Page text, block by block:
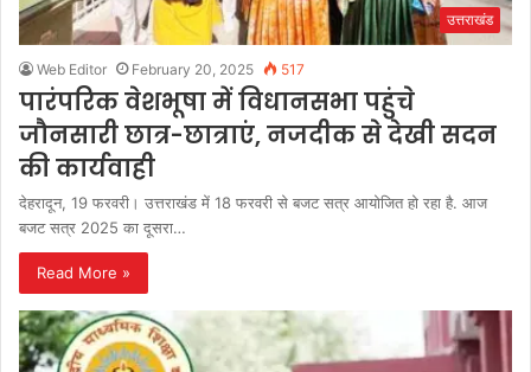
उत्तराखंड
Web Editor February 20, 2025 517
पारंपरिक वेशभूषा में विधानसभा पहुंचे
जौनसारी छात्र-छात्राएं, नजदीक से देखी सदन
की कार्यवाही
देहरादून, 19 फरवरी। उत्तराखंड में 18 फरवरी से बजट सत्र आयोजित हो रहा है. आज
बजट सत्र 2025 का दूसरा…
Read More »